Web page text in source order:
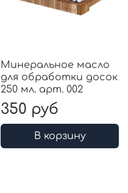
Минеральное масло
для обработки досок
250 мл. арт. 002
350 руб
В корзину